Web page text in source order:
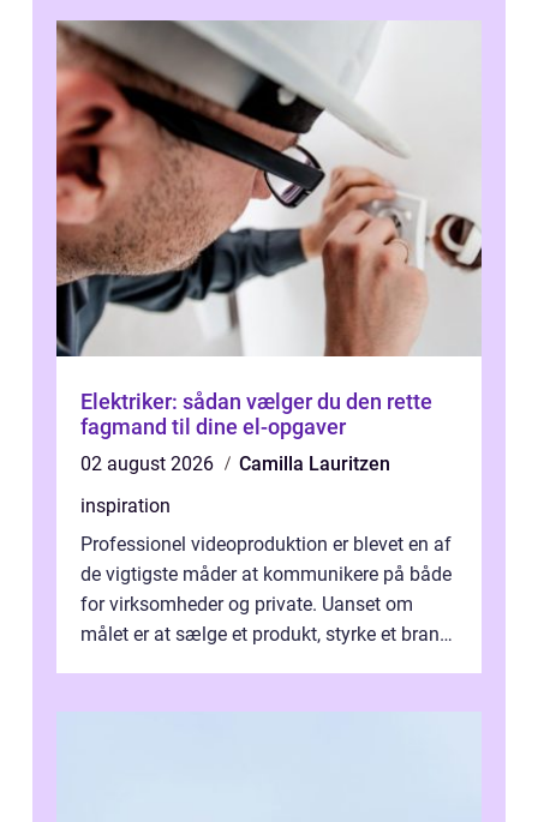
Elektriker: sådan vælger du den rette
fagmand til dine el-opgaver
02 august 2026
Camilla Lauritzen
inspiration
Professionel videoproduktion er blevet en af
de vigtigste måder at kommunikere på både
for virksomheder og private. Uanset om
målet er at sælge et produkt, styrke et brand,